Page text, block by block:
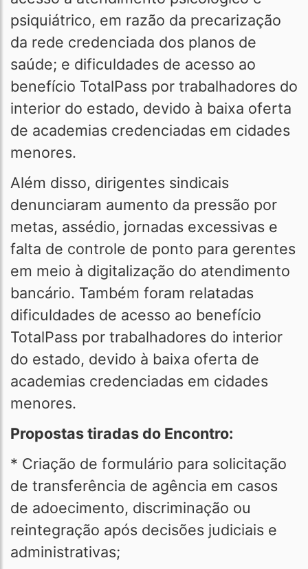
psiquiátrico, em razão da precarização
da rede credenciada dos planos de
saúde; e dificuldades de acesso ao
benefício TotalPass por trabalhadores do
interior do estado, devido à baixa oferta
de academias credenciadas em cidades
menores.
Além disso, dirigentes sindicais
denunciaram aumento da pressão por
metas, assédio, jornadas excessivas e
falta de controle de ponto para gerentes
em meio à digitalização do atendimento
bancário. Também foram relatadas
dificuldades de acesso ao benefício
TotalPass por trabalhadores do interior
do estado, devido à baixa oferta de
academias credenciadas em cidades
menores.
Propostas tiradas do Encontro:
* Criação de formulário para solicitação
de transferência de agência em casos
de adoecimento, discriminação ou
reintegração após decisões judiciais e
administrativas;